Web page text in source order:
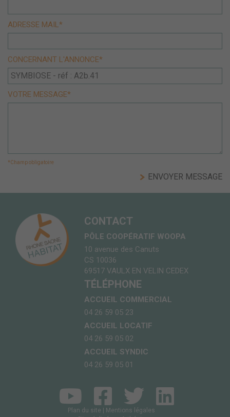
ADRESSE MAIL*
CONCERNANT L'ANNONCE*
VOTRE MESSAGE*
*Champ obligatoire
CONTACT
PÔLE COOPÉRATIF WOOPA
10 avenue des Canuts
CS 10036
69517 VAULX EN VELIN CEDEX
TÉLÉPHONE
ACCUEIL COMMERCIAL
04 26 59 05 23
ACCUEIL LOCATIF
04 26 59 05 02
ACCUEIL SYNDIC
04 26 59 05 01
Plan du site
Mentions légales